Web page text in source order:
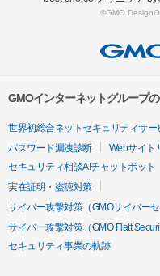
©GMO
GMOインターネットグループ
世界初総合ネットセキュリティサー
パスワード漏洩診断
Webサイト
セキュリティ相談AIチャットボット
実在証明・盗聴対策
サイバー攻撃対策（GMOサイバー
サイバー攻撃対策（GMO Flatt
セキュリティ事業の軌跡